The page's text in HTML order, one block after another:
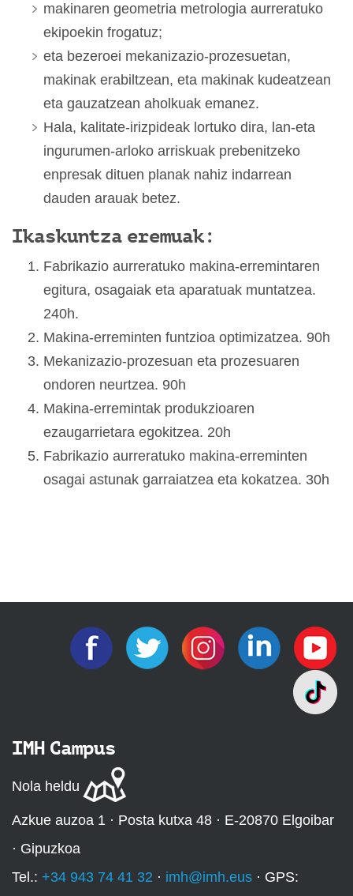
makinaren geometria metrologia aurreratuko
ekipoekin frogatuz;
eta bezeroei mekanizazio-prozesuetan,
makinak erabiltzean, eta makinak kudeatzean
eta gauzatzean aholkuak emanez.
Hala, kalitate-irizpideak lortuko dira, lan-eta
ingurumen-arloko arriskuak prebenitzeko
enpresak dituen planak nahiz indarrean
dauden arauak betez.
Ikaskuntza eremuak:
Fabrikazio aurreratuko makina-erremintaren
egitura, osagaiak eta aparatuak muntatzea.
240h.
Makina-erreminten funtzioa optimizatzea. 90h
Mekanizazio-prozesuan eta prozesuaren
ondoren neurtzea. 90h
Makina-erremintak produkzioaren
ezaugarrietara egokitzea. 20h
Fabrikazio aurreratuko makina-erreminten
osagai astunak garraiatzea eta kokatzea. 30h
IMH Campus
Nola heldu
Azkue auzoa 1 · Posta kutxa 48 · E-20870 Elgoibar
· Gipuzkoa
Tel.: +34 943 74 41 32 · imh@imh.eus · GPS: